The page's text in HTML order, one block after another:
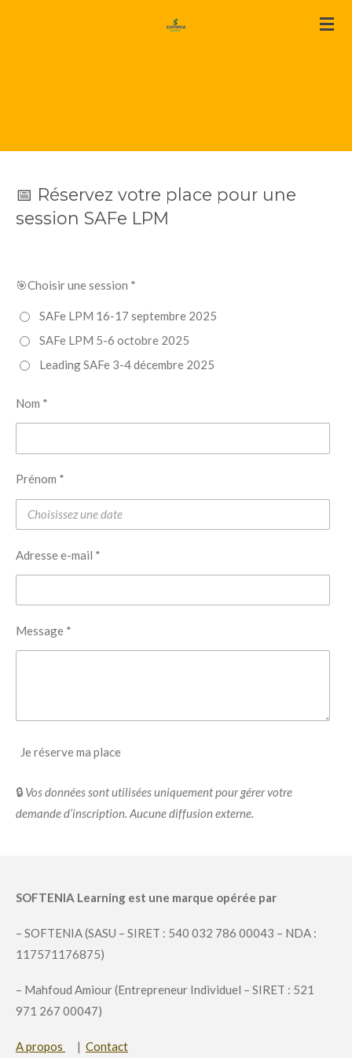
📅 Réservez votre place pour une
session SAFe LPM
🎯Choisir une session *
SAFe LPM 16-17 septembre 2025
SAFe LPM 5-6 octobre 2025
Leading SAFe 3-4 décembre 2025
Nom *
Prénom *
Adresse e-mail *
Message *
Je réserve ma place
🔒 Vos données sont utilisées uniquement pour gérer votre
demande d’inscription. Aucune diffusion externe.
SOFTENIA Learning est une marque opérée par
– SOFTENIA (SASU – SIRET : 540 032 786 00043 – NDA :
117571176875)
– Mahfoud Amiour (Entrepreneur Individuel – SIRET : 521
971 267 00047)
A propos | Contact